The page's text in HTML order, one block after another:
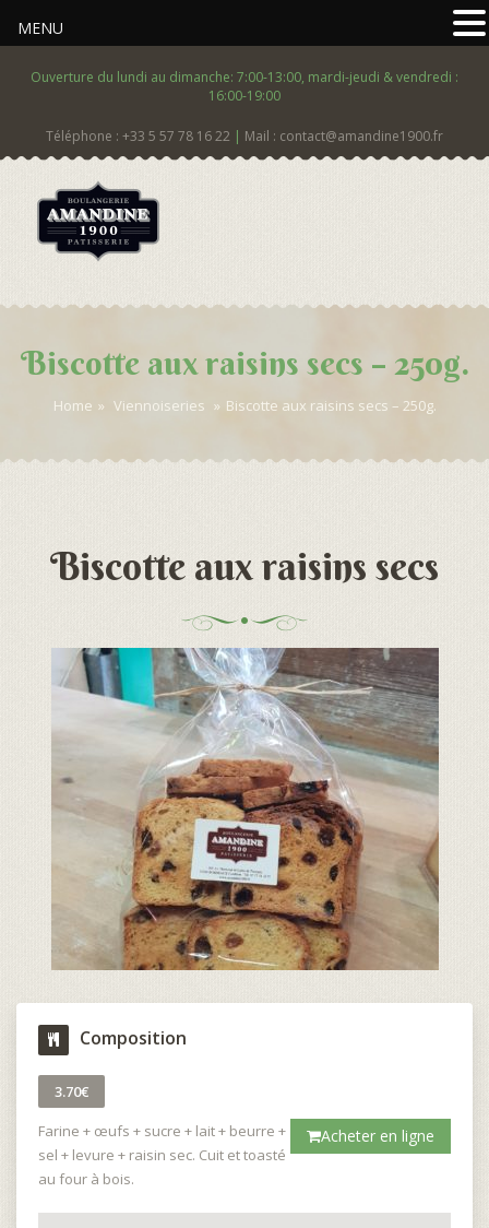
Ouverture du lundi au dimanche: 7:00-13:00, mardi-jeudi & vendredi :
16:00-19:00
Téléphone : +33 5 57 78 16 22 | Mail : contact@amandine1900.fr
Biscotte aux raisins secs – 250g.
Home » Viennoiseries » Biscotte aux raisins secs – 250g.
Biscotte aux raisins secs
Composition
3.70€
Acheter en ligne
Farine + œufs + sucre + lait + beurre +
sel + levure + raisin sec. Cuit et toasté
au four à bois.
MENU